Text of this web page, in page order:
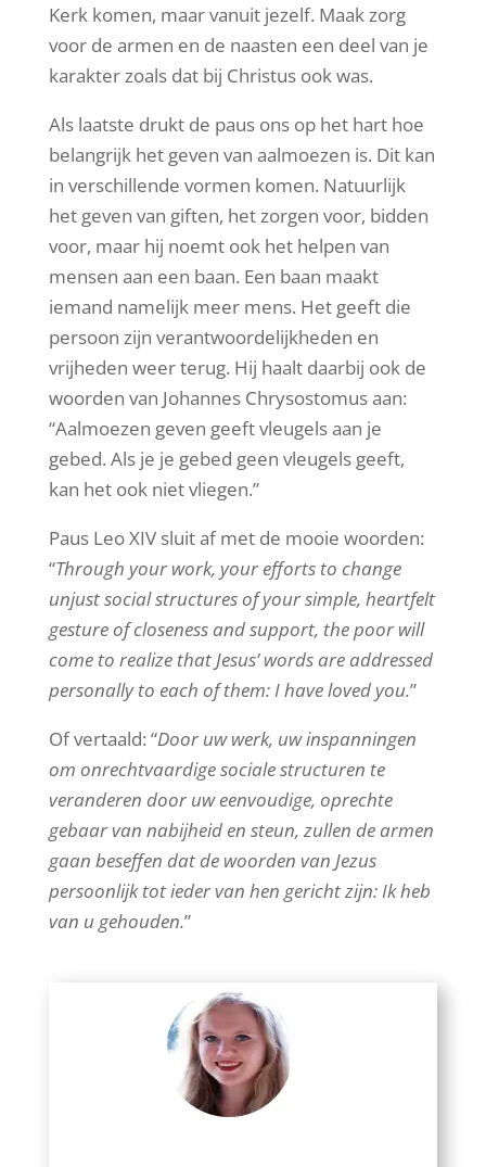
Kerk komen, maar vanuit jezelf. Maak zorg
voor de armen en de naasten een deel van je
karakter zoals dat bij Christus ook was.
Als laatste drukt de paus ons op het hart hoe
belangrijk het geven van aalmoezen is. Dit kan
in verschillende vormen komen. Natuurlijk
het geven van giften, het zorgen voor, bidden
voor, maar hij noemt ook het helpen van
mensen aan een baan. Een baan maakt
iemand namelijk meer mens. Het geeft die
persoon zijn verantwoordelijkheden en
vrijheden weer terug. Hij haalt daarbij ook de
woorden van Johannes Chrysostomus aan:
“Aalmoezen geven geeft vleugels aan je
gebed. Als je je gebed geen vleugels geeft,
kan het ook niet vliegen.”
Paus Leo XIV sluit af met de mooie woorden:
“Through your work, your efforts to change
unjust social structures of your simple, heartfelt
gesture of closeness and support, the poor will
come to realize that Jesus’ words are addressed
personally to each of them: I have loved you.”
Of vertaald: “Door uw werk, uw inspanningen
om onrechtvaardige sociale structuren te
veranderen door uw eenvoudige, oprechte
gebaar van nabijheid en steun, zullen de armen
gaan beseffen dat de woorden van Jezus
persoonlijk tot ieder van hen gericht zijn: Ik heb
van u gehouden.”